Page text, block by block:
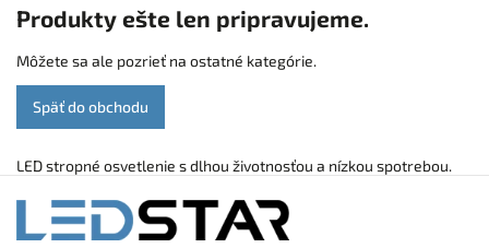
Produkty ešte len pripravujeme.
Môžete sa ale pozrieť na ostatné kategórie.
Späť do obchodu
LED stropné osvetlenie s dlhou životnosťou a nízkou spotrebou.